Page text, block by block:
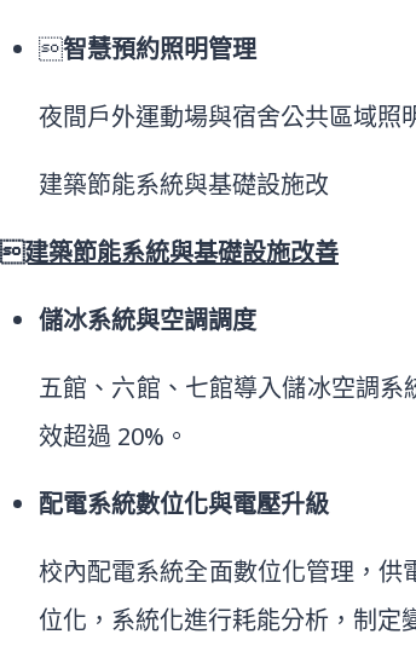
智慧預約照明管理
夜間戶外運動場與宿舍公共區域照
建築節能系統與基礎設施改
建築節能系統與基礎設施改善
儲冰系統與空調調度
五館、六館、七館導入儲冰空調
效超過 20%。
配電系統數位化與電壓升級
校內配電系統全面數位化管理，供
位化，系統化進行耗能分析，制定